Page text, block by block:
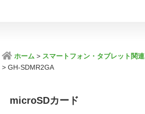
ホーム スマートフォン・タブレット関連
GH-SDMR2GA
microSDカード